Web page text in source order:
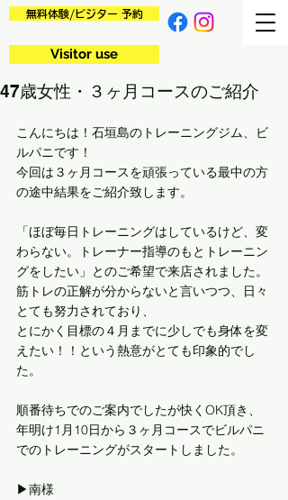
無料体験/ビジター 予約
Visitor use
47歳女性・３ヶ月コースのご紹介
こんにちは！石垣島のトレーニングジム、ビ
ルパニです！
今回は３ヶ月コースを頑張っている最中の方
の途中結果をご紹介致します。
「ほぼ毎日トレーニングはしているけど、変
わらない。トレーナー指導のもとトレーニン
グをしたい」とのご希望で来店されました。
筋トレの正解が分からないと言いつつ、日々
とても努力されており、
とにかく目標の４月までに少しでも身体を変
えたい！！という熱意がとても印象的でし
た。
順番待ちでのご案内でしたが快くOK頂き、
年明け1月10日から３ヶ月コースでビルパニ
でのトレーニングがスタートしました。
▶︎南様